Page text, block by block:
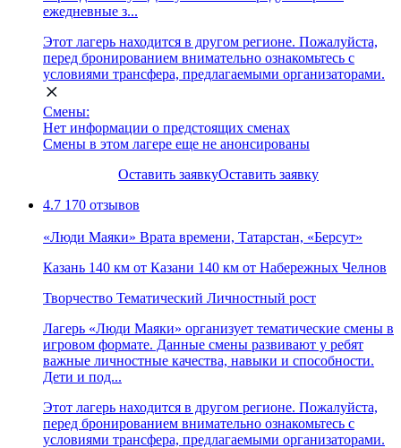
ежедневные з...
Этот лагерь находится в другом регионе. Пожалуйста,
перед бронированием внимательно ознакомьтесь с
условиями трансфера, предлагаемыми организаторами.
Смены:
Нет информации о предстоящих сменах
Смены в этом лагере еще не анонсированы
Оставить заявкуОставить заявку
4.7 170 отзывов
«Люди Маяки» Врата времени, Татарстан, «Берсут»
Казань 140 км от Казани 140 км от Набережных Челнов
Творчество Тематический Личностный рост
Лагерь «Люди Маяки» организует тематические смены в
игровом формате. Данные смены развивают у ребят
важные личностные качества, навыки и способности.
Дети и под...
Этот лагерь находится в другом регионе. Пожалуйста,
перед бронированием внимательно ознакомьтесь с
условиями трансфера, предлагаемыми организаторами.